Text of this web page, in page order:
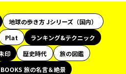
地球の歩き方 Jシリーズ（国内）
Plat
ランキング&テクニック
印 歴史時代
旅の図鑑
BOOKS 旅の名言＆絶景